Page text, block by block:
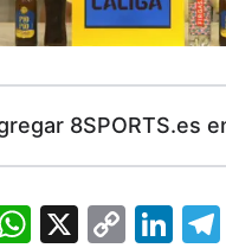
8SPORTS.es
WhatsApp
X
Copy